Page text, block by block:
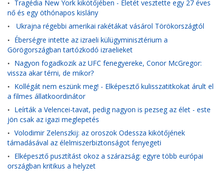
• Tragédia New York kikötőjében - Életét vesztette egy 27 éves
nő és egy öthónapos kislány
•
Ukrajna régebbi amerikai rakétákat vásárol Törökországtól
• Éberségre intette az izraeli külügyminisztérium a
Görögországban tartózkodó izraelieket
• Nagyon fogadkozik az UFC fenegyereke, Conor McGregor:
vissza akar térni, de mikor?
• Kollégát nem eszünk meg! - Elképesztő kulisszatitkokat árult el
a filmes állatkoordinátor
• Leírták a Velencei-tavat, pedig nagyon is pezseg az élet - este
jön csak az igazi meglepetés
• Volodimir Zelenszkij: az oroszok Odessza kikötőjének
támadásával az élelmiszerbiztonságot fenyegeti
• Elképesztő pusztítást okoz a szárazság: egyre több európai
országban kritikus a helyzet